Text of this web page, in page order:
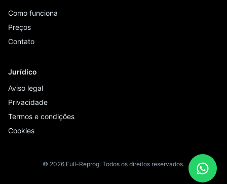
Como funciona
Preços
Contato
Jurídico
Aviso legal
Privacidade
Termos e condições
Cookies
© 2026 Full-Reprog. Todos os direitos reservados.